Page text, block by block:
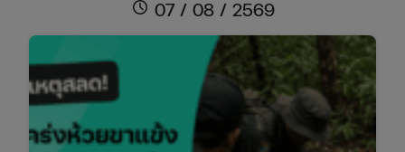
เคลม
ประกัน
schedule 07 / 08 / 2569